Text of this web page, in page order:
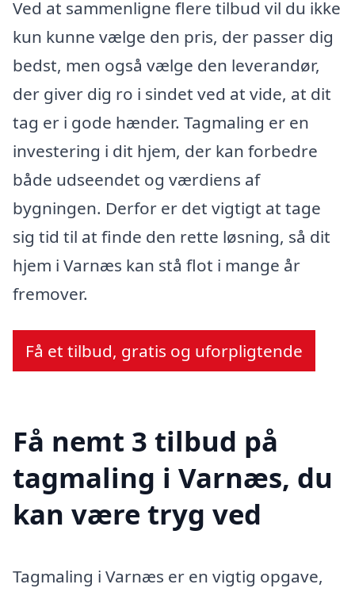
Ved at sammenligne flere tilbud vil du ikke
kun kunne vælge den pris, der passer dig
bedst, men også vælge den leverandør,
der giver dig ro i sindet ved at vide, at dit
tag er i gode hænder. Tagmaling er en
investering i dit hjem, der kan forbedre
både udseendet og værdiens af
bygningen. Derfor er det vigtigt at tage
sig tid til at finde den rette løsning, så dit
hjem i Varnæs kan stå flot i mange år
fremover.
Få et tilbud, gratis og uforpligtende
Få nemt 3 tilbud på
tagmaling i Varnæs, du
kan være tryg ved
Tagmaling i Varnæs er en vigtig opgave,